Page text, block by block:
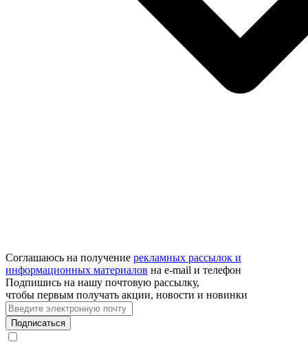
Соглашаюсь на получение рекламных рассылок и
информационных материалов на e‑mail и телефон
Подпишись на нашу почтовую рассылку,
чтобы первым получать акции, новости и новинки
Подписаться